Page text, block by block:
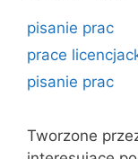
pisanie prac
prace
pisanie prac
Tworzone